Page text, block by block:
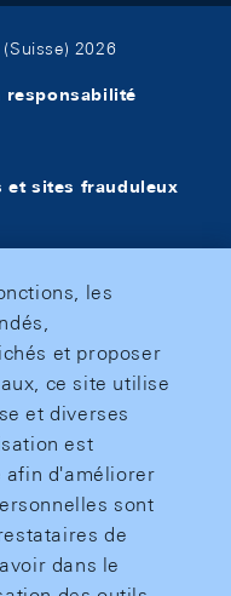
2026
responsabilité
et sites frauduleux
les
et proposer
ce site utilise
et diverses
est
afin d'améliorer
sont
de
dans le